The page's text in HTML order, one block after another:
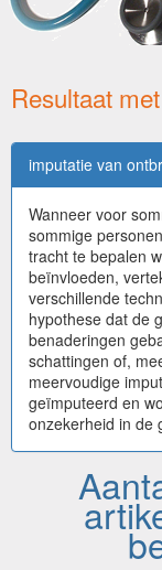
Resultaat
imputatie van
Wanneer voor
sommige
tracht te bepalen
beïnvloeden,
verschillende
hypothese dat de
benaderingen
schattingen of,
meervoudige
geïmputeerd en
onzekerheid in de